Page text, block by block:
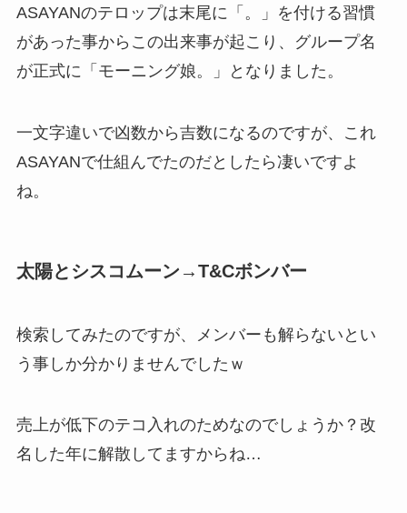
ASAYANのテロップは末尾に「。」を付ける習慣
があった事からこの出来事が起こり、グループ名
が正式に「モーニング娘。」となりました。
一文字違いで凶数から吉数になるのですが、これ
ASAYANで仕組んでたのだとしたら凄いですよ
ね。
太陽とシスコムーン→T&Cボンバー
検索してみたのですが、メンバーも解らないとい
う事しか分かりませんでしたｗ
売上が低下のテコ入れのためなのでしょうか？改
名した年に解散してますからね…